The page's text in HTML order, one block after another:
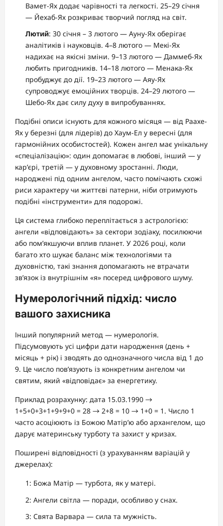
Вамет-Ях додає чарівності та легкості. 25–29 січня
— Йехаб-Ях розкриває творчий погляд на світ.
Лютий: 30 січня – 3 лютого — Ауну-Ях оберігає
аналітиків і науковців. 4–8 лютого — Мекі-Ях
надихає на якісні зміни. 9–13 лютого — Даммеб-Ях
любить пригодників. 14–18 лютого — Менака-Ях
пробуджує до дії. 19–23 лютого — Аяу-Ях
супроводжує емоційних творців. 24–29 лютого —
Шебо-Ях дає силу духу в випробуваннях.
Подібні описи існують для кожного місяця — від Раахе-
Ях у березні (для лідерів) до Хаум-Ел у вересні (для
гармонійних особистостей). Кожен ангел має унікальну
«спеціалізацію»: один допомагає в любові, інший — у
кар’єрі, третій — у духовному зростанні. Люди,
народжені під одним ангелом, часто помічають схожі
риси характеру чи життєві патерни, ніби отримують
подібні «інструменти» для подорожі.
Ця система глибоко переплітається з астрологією:
ангели «відповідають» за сектори зодіаку, посилюючи
або пом’якшуючи вплив планет. У 2026 році, коли
багато хто шукає баланс між технологіями та
духовністю, такі знання допомагають не втрачати
зв’язок із внутрішнім «я» посеред цифрового шуму.
Нумерологічний підхід: число
вашого захисника
Інший популярний метод — нумерологія.
Підсумовують усі цифри дати народження (день +
місяць + рік) і зводять до однозначного числа від 1 до
9. Це число пов’язують із конкретним ангелом чи
святим, який «відповідає» за енергетику.
Приклад розрахунку: дата 15.03.1990 →
1+5+0+3+1+9+9+0 = 28 → 2+8 = 10 → 1+0 = 1. Число 1
часто асоціюють із Божою Матір’ю або архангелом, що
дарує материнську турботу та захист у кризах.
Поширені відповідності (з урахуванням варіацій у
джерелах):
1: Божа Матір — турбота, як у матері.
2: Ангели світла — поради, особливо у снах.
3: Свята Варвара — сила та мужність.